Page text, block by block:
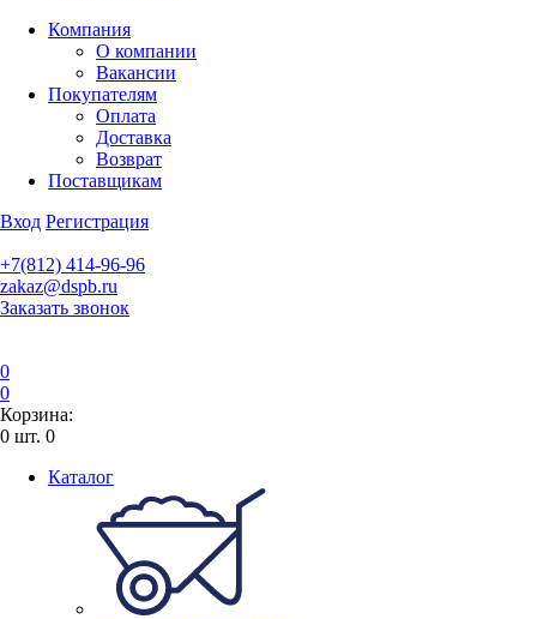
Компания
О компании
Вакансии
Покупателям
Оплата
Доставка
Возврат
Поставщикам
Вход Регистрация
+7(812) 414-96-96
zakaz@dspb.ru
Заказать звонок
0
0
Корзина:
0 шт. 0
Каталог